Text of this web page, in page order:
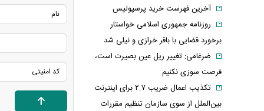
آخرین فهرست خرید پرسپولیس
روزنامه جمهوری اسلامی خواستار
برخورد قضایی با باقر خرازی و نیلی شد
ضرغامی: تغییر ریل عین بصیرت است،
فرصت سوزی نکنیم
تکذیب اعمال ضریب ۲.۷ برای اینترنت
بین‌الملل از سوی سازمان تنظیم مقررات